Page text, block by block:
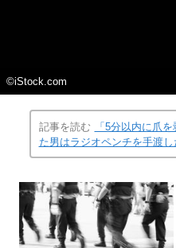
©iStock.com
記事を読む
「5分以内に爪
た男はラジオペンチを手渡し